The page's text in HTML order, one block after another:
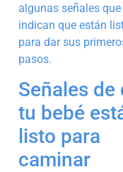
algunas señales que
indican que están
para dar sus
pasos.
Señales de
tu bebé
listo para
caminar